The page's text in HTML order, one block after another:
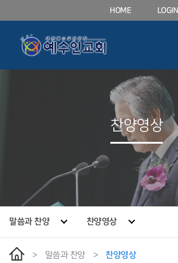
HOME LOGIN
찬양영상
말씀과 찬양 찬양영상
> 말씀과 찬양 > 찬양영상